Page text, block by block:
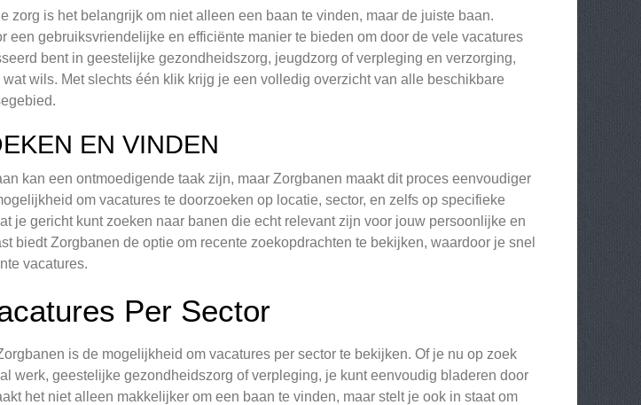
zorg is het belangrijk om niet alleen een baan te vinden, maar de juiste baan.
een gebruiksvriendelijke en efficiënte manier te bieden om door de vele vacatures
bent in geestelijke gezondheidszorg, jeugdzorg of verpleging en verzorging,
wils. Met slechts één klik krijg je een volledig overzicht van alle beschikbare
EN VINDEN
kan een ontmoedigende taak zijn, maar Zorgbanen maakt dit proces eenvoudiger
om vacatures te doorzoeken op locatie, sector, en zelfs op specifieke
je gericht kunt zoeken naar banen die echt relevant zijn voor jouw persoonlijke en
biedt Zorgbanen de optie om recente zoekopdrachten te bekijken, waardoor je snel
vacatures.
Per Sector
is de mogelijkheid om vacatures per sector te bekijken. Of je nu op zoek
werk, geestelijke gezondheidszorg of verpleging, je kunt eenvoudig bladeren door
het niet alleen makkelijker om een baan te vinden, maar stelt je ook in staat om